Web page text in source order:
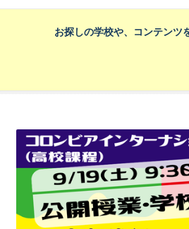
お探しの学校や、コンテンツ